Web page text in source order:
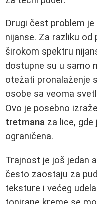
Drugi čest problem
nijanse. Za razliku od
širokom spektru
dostupne su u samo
otežati pronalaženje
osobe sa veoma
Ovo je posebno
tretmana za lice,
ograničena.
Trajnost je još jedan
često zaostaju za
teksture i većeg